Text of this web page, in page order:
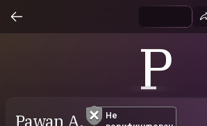
P
Pawan A.
Не